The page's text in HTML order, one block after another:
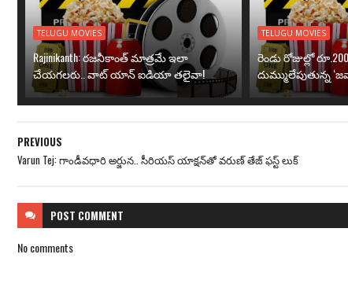
TELUGU MOVIES
Rajinikanth: రజనీకాంత్ మాత్రమే ఇలా
చేయగలరు.. వాట్ యాన్ ఐడియా తలైవా!
TELUGU MOVIES
రెండు రోజుల్లో
దుమ్ములేపుతున్న
PREVIOUS
Varun Tej: గాండీవధారి అర్జున.. సీరియస్ యాక్షన్‌‌తో వరుణ్ తేజ్ ఫస్ట్ లుక్
POST COMMENT
No comments